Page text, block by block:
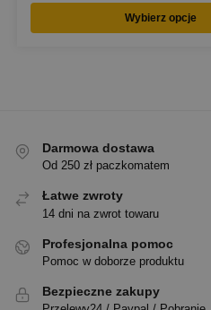
Wybierz opcje
Darmowa dostawa
Od 250 zł paczkomatem
Łatwe zwroty
14 dni na zwrot towaru
Profesjonalna pomoc
Pomoc w doborze produktu
Bezpieczne zakupy